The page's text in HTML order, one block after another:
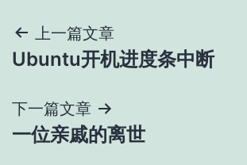
文
章
导
航
上一篇文章
Ubuntu开机进度条中断
下一篇文章
一位亲戚的离世